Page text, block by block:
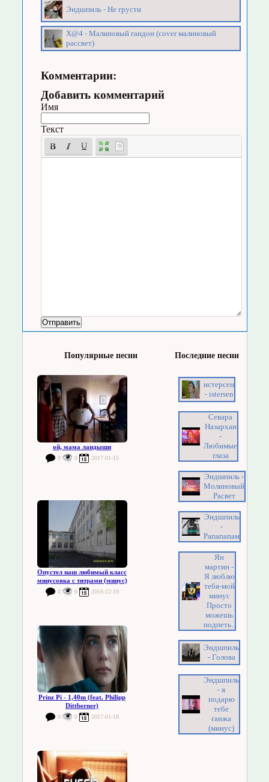
Эндшпиль - Не грусти
X@4 - Малиновый гандон (cover малиновый
рассвет)
Комментарии:
Добавить комментарий
Имя
Текст
Популярные песни
ой, мама ландыши
0 0 2017-01-15
Опустел наш любимый класс
минусовка с титрами (минус)
0 0 2016-12-19
Prinz Pi - 1,40m (feat. Philipp
Dittberner)
0 0 2017-01-18
Последние песни
истерсен
- istersen
Севара
Назархан
-
Любимые
глаза
Эндшпиль -
Молиновый
Расвет
Эндшпиль
-
Рапапапам
Ян
мартин -
Я люблю
тебя-мой
минус
Просто
можешь
подпеть..
Эндшпиль
- Голова
Эндшпиль
- я
подарю
тебе
ганжа
(минус)